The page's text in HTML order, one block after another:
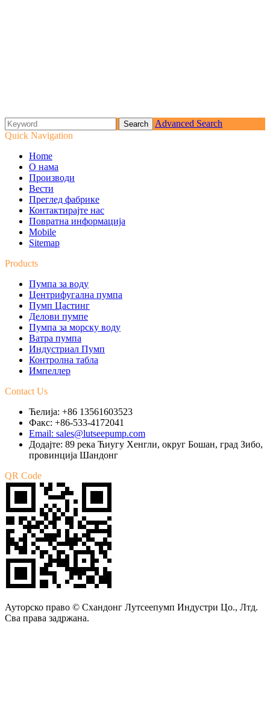
Advanced Search
Quick Navigation
Home
О нама
Производи
Вести
Преглед фабрике
Контактирајте нас
Повратна информација
Mobile
Sitemap
Products
Пумпа за воду
Центрифугална пумпа
Пумп Цастинг
Делови пумпе
Пумпа за морску воду
Ватра пумпа
Индустриал Пумп
Контролна табла
Импеллер
Contact Us
Ћелија: +86 13561603523
Факс: +86-533-4172041
Email: sales@lutseepump.com
Додајте: 89 река Ћиугу Хенгли, округ Бошан, град Зибо,
провинција Шандонг
QR Code
Ауторско право © Схандонг Лутсеепумп Индустри Цо., Лтд.
Сва права задржана.